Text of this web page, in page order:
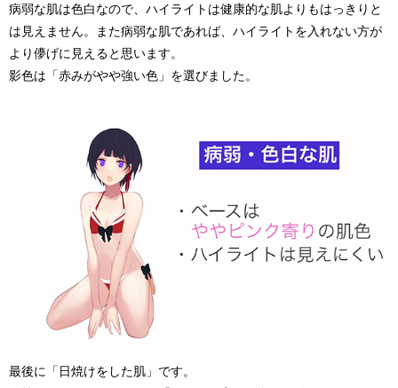
病弱な肌は色白なので、ハイライトは健康的な肌よりもはっきりと
は見えません。また病弱な肌であれば、ハイライトを入れない方が
より儚げに見えると思います。
影色は「赤みがやや強い色」を選びました。
最後に「日焼けをした肌」です。